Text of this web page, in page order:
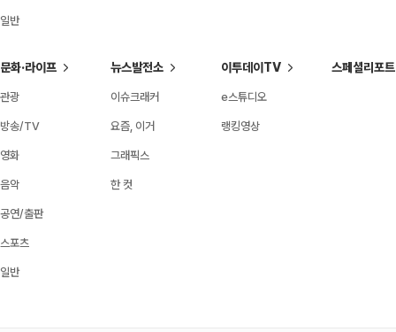
일반
문화·라이프
관광
방송/TV
영화
음악
공연/출판
스포츠
일반
뉴스발전소
이슈크래커
요즘, 이거
그래픽스
한 컷
이투데이TV
e스튜디오
랭킹영상
스페셜리포트